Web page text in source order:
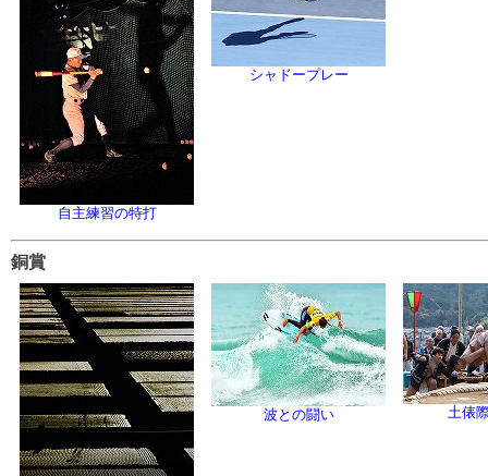
自主練習の特打
シャドープレー
銅賞
波との闘い 土俵